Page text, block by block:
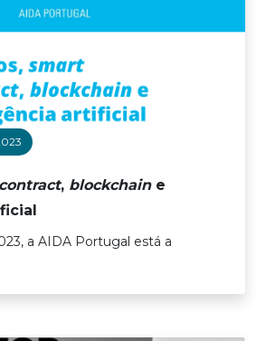
, blockchaine
a AIDA Portugal está a